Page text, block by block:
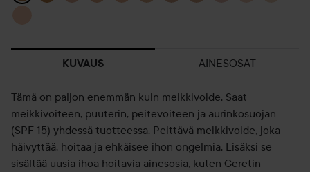
KUVAUS AINESOSAT
Tämä on paljon enemmän kuin meikkivoide. Saat
meikkivoiteen, puuterin, peitevoiteen ja aurinkosuojan
(SPF 15) yhdessä tuotteessa. Peittävä meikkivoide, joka
häivyttää, hoitaa ja ehkäisee ihon ongelmia. Lisäksi se
sisältää uusia ihoa hoitavia ainesosia, kuten Ceretin